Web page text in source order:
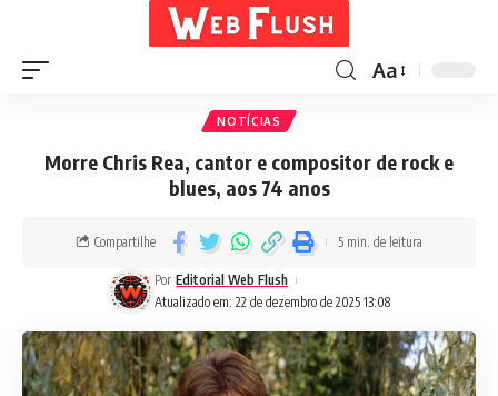
Aa
NOTÍCIAS
Morre Chris Rea, cantor e compositor de rock e
blues, aos 74 anos
Atualizado em: 22 de dezembro de 2025 13:08
Por Editorial Web Flush
Compartilhe 5 min. de leitura